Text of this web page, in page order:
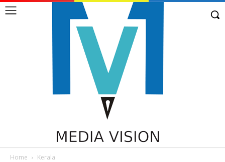
Home Kerala